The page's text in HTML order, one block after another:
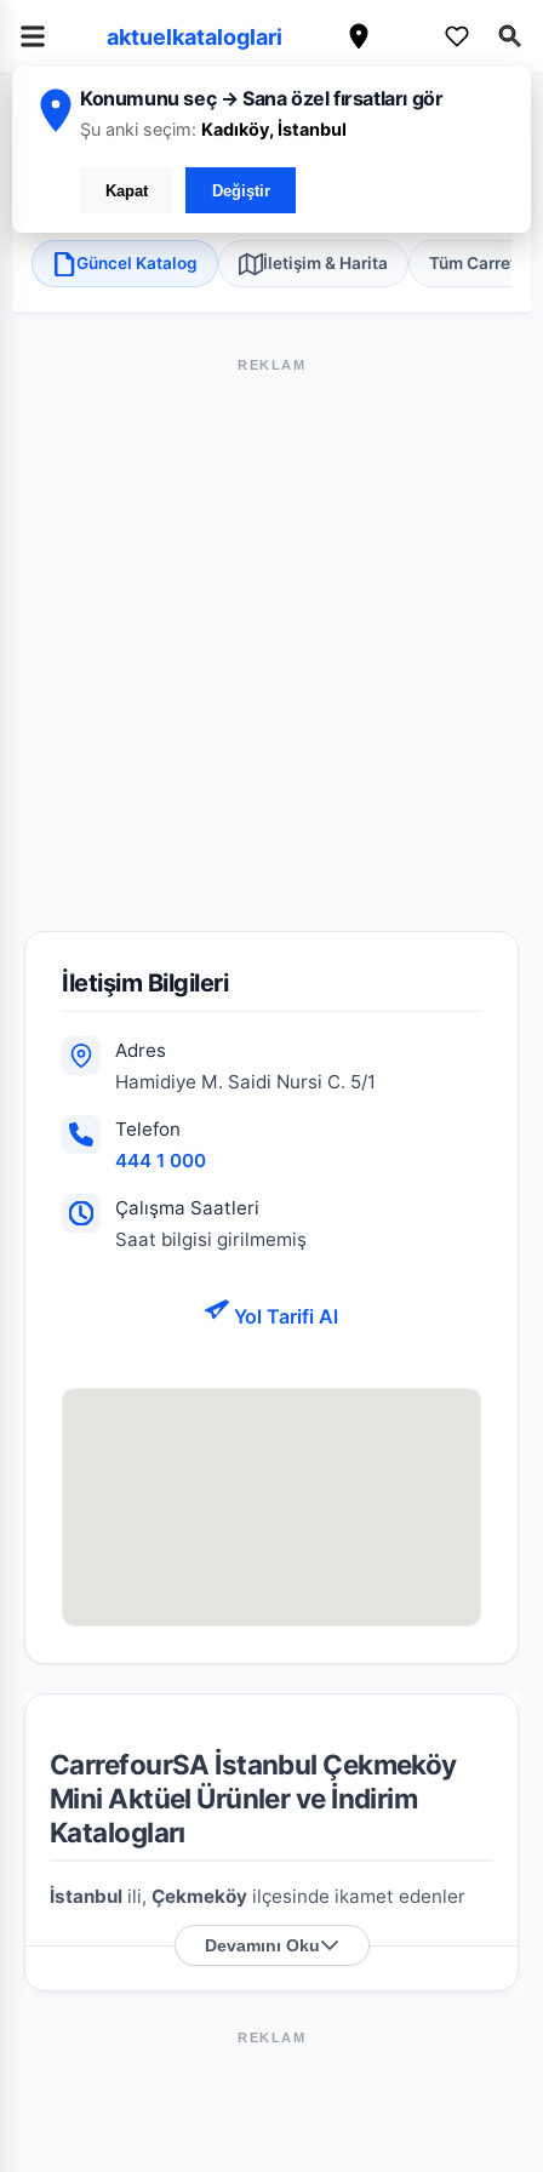
aktuelkataloglari
Konumunu seç → Sana özel fırsatları gör
Şu anki seçim: Kadıköy, İstanbul
Kapat Değiştir
Ana Sayfa/İstanbul /CarrefourSA/İstanbul Çekmeköy Mini
CarrefourSA İstanbul Çekmeköy Mini
Çekmeköy, İstanbul
Güncel Katalog İletişim & Harita Tüm
REKLAM
İletişim Bilgileri
Adres
Hamidiye M. Saidi Nursi C. 5/1
Telefon
444 1 000
Çalışma Saatleri
Saat bilgisi girilmemiş
Yol Tarifi Al
CarrefourSA İstanbul Çekmeköy
Mini Aktüel Ürünler ve İndirim
Katalogları
İstanbul ili, Çekmeköy ilçesinde ikamet edenler
CarrefourSA İstanbul Çekmeköy Mini
şubesine özel en güncel indirim broşürlerini ve
aktüel ürün fırsatlarını bu sayfada derledik.
CarrefourSA İstanbul Çekmeköy Mini
Devamını Oku
REKLAM